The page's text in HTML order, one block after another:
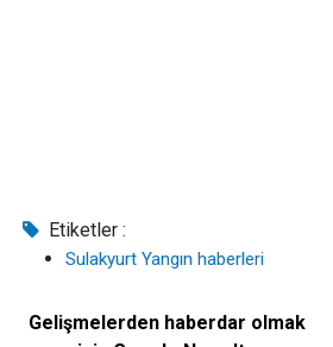
Etiketler :
Sulakyurt Yangın haberleri
Gelişmelerden haberdar olmak